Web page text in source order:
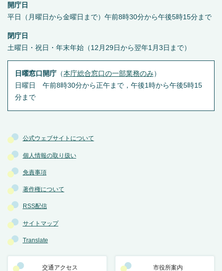
公式ウェブサイトについて
個人情報の取り扱い
免責事項
著作権について
RSS配信
サイトマップ
Translate
交通アクセス 市役所案内
開庁日
平日（月曜日から金曜日まで）午前8時30分から午後5時15分まで
閉庁日
土曜日・祝日・年末年始（12月29日から翌年1月3日まで）
日曜窓口開庁（本庁総合窓口の一部業務のみ ）
日曜日 午前8時30分から正午まで，午後1時から午後5時15
分まで